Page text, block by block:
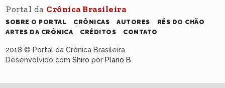
Portal da Crônica Brasileira
SOBRE O PORTAL CRÔNICAS AUTORES
RÉS DO CHÃO
ARTES DA CRÔNICA
CRÉDITOS CONTATO
2018 © Portal da Crônica Brasileira
Desenvolvido comShiro porPlano B